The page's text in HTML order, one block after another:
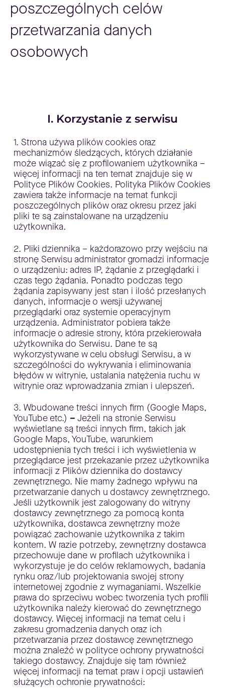
poszczególnych celów
przetwarzania danych
osobowych
I. Korzystanie z serwisu
1. Strona używa plików cookies oraz
mechanizmów śledzących, których działanie
może wiązać się z profilowaniem użytkownika –
więcej informacji na ten temat znajduje się w
Polityce Plików Cookies. Polityka Plików Cookies
zawiera także informacje na temat funkcji
poszczególnych plików oraz okresu przez jaki
pliki te są zainstalowane na urządzeniu
użytkownika.
2. Pliki dziennika – każdorazowo przy wejściu na
stronę Serwisu administrator gromadzi informacje
o urządzeniu: adres IP, żądanie z przeglądarki i
czas tego żądania. Ponadto podczas tego
żądania zapisywany jest stan i ilość przesłanych
danych, informacje o wersji używanej
przeglądarki oraz systemie operacyjnym
urządzenia. Administrator pobiera także
informacje o adresie strony, która przekierowała
użytkownika do Serwisu. Dane te są
wykorzystywane w celu obsługi Serwisu, a w
szczególności do wykrywania i eliminowania
błędów w witrynie, ustalania natężenia ruchu w
witrynie oraz wprowadzania zmian i ulepszeń.
3. Wbudowane treści innych firm (Google Maps,
YouTube etc.) – Jeżeli na stronie Serwisu
wyświetlane są treści innych firm, takich jak
Google Maps, YouTube, warunkiem
udostępnienia tych treści i ich wyświetlenia w
przeglądarce jest przekazanie przez użytkownika
informacji z Plików dziennika do dostawcy
zewnętrznego. Nie mamy żadnego wpływu na
przetwarzanie danych u dostawcy zewnętrznego.
Jeśli użytkownik jest zalogowany do witryny
dostawcy zewnętrznego za pomocą konta
użytkownika, dostawca zewnętrzny może
powiązać zachowanie użytkownika z takim
kontem. W razie potrzeby, zewnętrzny dostawca
przechowuje dane w profilach użytkownika i
wykorzystuje je do celów reklamowych, badania
rynku oraz/lub projektowania swojej strony
internetowej zgodnie z wymaganiami. Wszelkie
prawa do sprzeciwu wobec tworzenia tych profili
użytkownika należy kierować do zewnętrznego
dostawcy. Więcej informacji na temat celu i
zakresu gromadzenia danych oraz ich
przetwarzania przez dostawcę zewnętrznego
można znaleźć w polityce ochrony prywatności
takiego dostawcy. Znajduje się tam również
więcej informacji na temat praw i opcji ustawień
służących ochronie prywatności: